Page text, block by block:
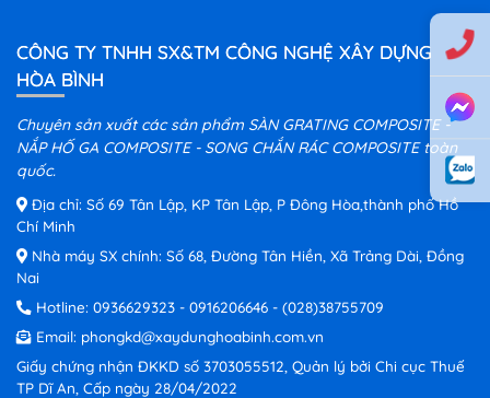
CÔNG TY TNHH SX&TM CÔNG NGHỆ XÂY DỰNG
HÒA BÌNH
Chuyên sản xuất các sản phẩm SÀN GRATING COMPOSITE -
NẮP HỐ GA COMPOSITE - SONG CHẮN RÁC COMPOSITE toàn
quốc.
Địa chỉ: Số 69 Tân Lập, KP Tân Lập, P Đông Hòa,thành phố Hồ
Chí Minh
Nhà máy SX chính: Số 68, Đường Tân Hiền, Xã Trảng Dài, Đồng
Nai
Hotline: 0936629323 - 0916206646 - (028)38755709
Email: phongkd@xaydunghoabinh.com.vn
Giấy chứng nhận ĐKKD số 3703055512, Quản lý bởi Chi cục Thuế
TP Dĩ An, Cấp ngày 28/04/2022